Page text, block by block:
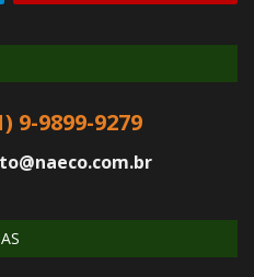
9-9899-9279